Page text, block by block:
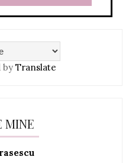
by Translate
MINE